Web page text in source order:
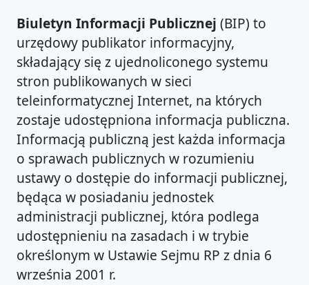
Biuletyn Informacji Publicznej (BIP) to
urzędowy publikator informacyjny,
składający się z ujednoliconego systemu
stron publikowanych w sieci
teleinformatycznej Internet, na których
zostaje udostępniona informacja publiczna.
Informacją publiczną jest każda informacja
o sprawach publicznych w rozumieniu
ustawy o dostępie do informacji publicznej,
będąca w posiadaniu jednostek
administracji publicznej, która podlega
udostępnieniu na zasadach i w trybie
określonym w Ustawie Sejmu RP z dnia 6
września 2001 r.